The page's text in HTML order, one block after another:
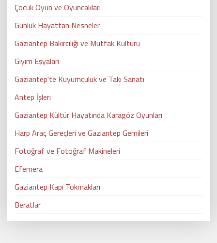
Çocuk Oyun ve Oyuncakları
Günlük Hayattan Nesneler
Gaziantep Bakırcılığı ve Mutfak Kültürü
Giyim Eşyaları
Gaziantep'te Kuyumculuk ve Takı Sanatı
Antep İşleri
Gaziantep Kültür Hayatında Karagöz Oyunları
Harp Araç Gereçleri ve Gaziantep Gemileri
Fotoğraf ve Fotoğraf Makineleri
Efemera
Gaziantep Kapı Tokmakları
Beratlar